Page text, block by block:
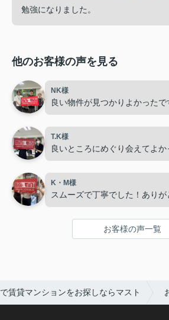
勉強になりました。
他のお客様の声を見る
NK様
良い物件が見つかりよかったで
T.K様
良いところにめぐり会えてよか
K・M様
スムーズで丁寧でした！ありが
お客様の声一覧
賃貸マンションをお探しならマスト